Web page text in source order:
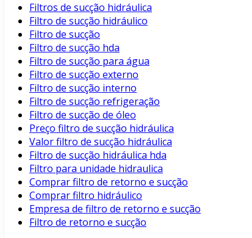
Filtros de sucção hidráulica
Filtro de sucção hidráulico
Filtro de sucção
Filtro de sucção hda
Filtro de sucção para água
Filtro de sucção externo
Filtro de sucção interno
Filtro de sucção refrigeração
Filtro de sucção de óleo
Preço filtro de sucção hidráulica
Valor filtro de sucção hidráulica
Filtro de sucção hidráulica hda
Filtro para unidade hidraulica
Comprar filtro de retorno e sucção
Comprar filtro hidráulico
Empresa de filtro de retorno e sucção
Filtro de retorno e sucção